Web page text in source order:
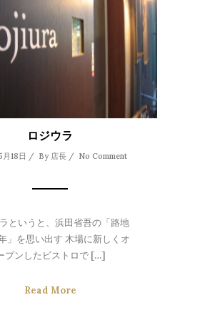
ロジウラ
月18日 / By 店長/ No Comment
というと、浜田省吾の「路地
」を思い出す 木場に新しくオ
プンしたビストロで […]
Read More